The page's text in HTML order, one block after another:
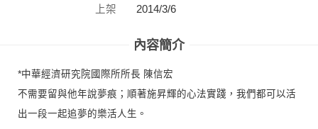
上架
2014/3/6
內容簡介
*中華經濟研究院國際所所長 陳信宏
不需要留與他年說夢痕；順著施昇輝的心法實踐，我們都可以活
出一段一起追夢的樂活人生。